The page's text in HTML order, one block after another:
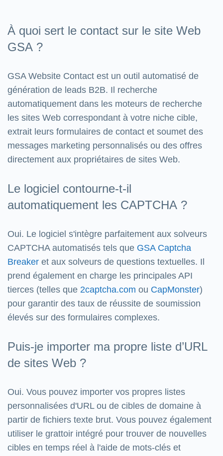
À quoi sert le contact sur le site Web
GSA ?
GSA Website Contact est un outil automatisé de
génération de leads B2B. Il recherche
automatiquement dans les moteurs de recherche
les sites Web correspondant à votre niche cible,
extrait leurs formulaires de contact et soumet des
messages marketing personnalisés ou des offres
directement aux propriétaires de sites Web.
Le logiciel contourne-t-il
automatiquement les CAPTCHA ?
Oui. Le logiciel s'intègre parfaitement aux solveurs
CAPTCHA automatisés tels que GSA Captcha
Breaker et aux solveurs de questions textuelles. Il
prend également en charge les principales API
tierces (telles que 2captcha.com ou CapMonster)
pour garantir des taux de réussite de soumission
élevés sur des formulaires complexes.
Puis-je importer ma propre liste d’URL
de sites Web ?
Oui. Vous pouvez importer vos propres listes
personnalisées d'URL ou de cibles de domaine à
partir de fichiers texte brut. Vous pouvez également
utiliser le grattoir intégré pour trouver de nouvelles
cibles en temps réel à l'aide de mots-clés et